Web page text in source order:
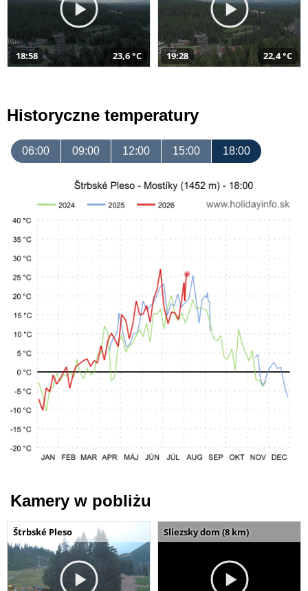
18:58 23,6 °C 19:28 22,4 °C
Historyczne temperatury
06:00 09:00 12:00 15:00 18:00
Kamery w pobliżu
Štrbské Pleso Sliezsky dom (8 km)